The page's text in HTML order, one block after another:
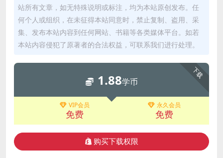
站所有文章，如无特殊说明或标注，均为本站原创发布。任
何个人或组织，在未征得本站同意时，禁止复制、盗用、采
集、发布本站内容到任何网站、书籍等各类媒体平台。如若
本站内容侵犯了原著者的合法权益，可联系我们进行处理。
下载
1.88学币
VIP会员
免费
永久会员
免费
购买下载权限